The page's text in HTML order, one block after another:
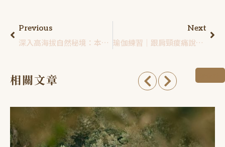
Previous
深入高海拔自然秘境：本質旅行推薦阿里山兩天一夜必去景點
Next
瑜伽練習｜跟肩頸痠痛說掰掰！7種舒緩肩頸痠痛瑜伽動作大分解
相關文章